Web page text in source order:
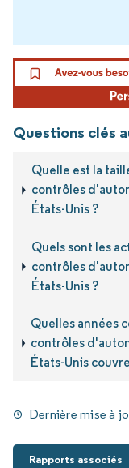
Questions clés
Quelle est la
contrôles
États-Unis ?
Quels sont les
contrôles
États-Unis ?
Quelles années
contrôles
États-Unis
Dernière mise à
Rapports associés